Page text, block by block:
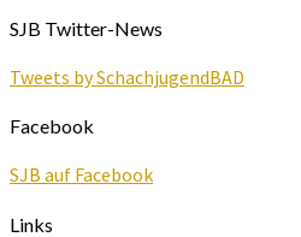
SJB Twitter-News
Tweets by SchachjugendBAD
Facebook
SJB auf Facebook
Links